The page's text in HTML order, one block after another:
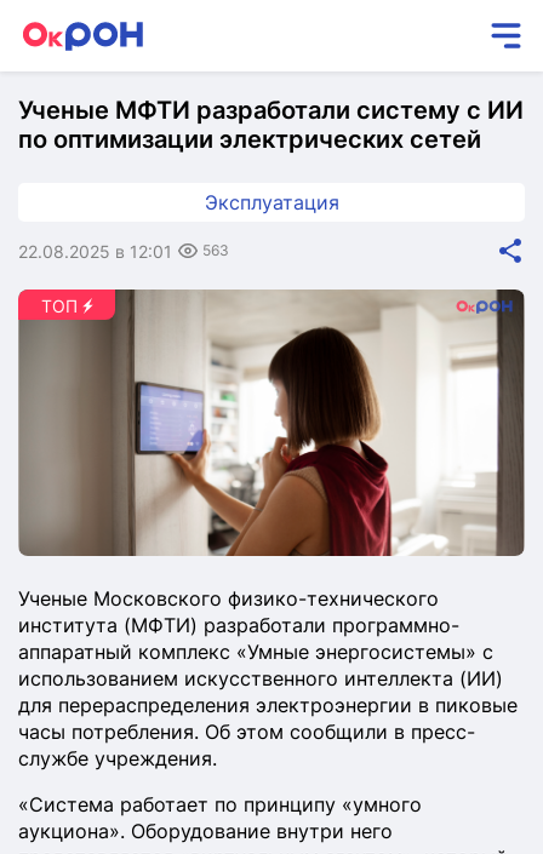
Ученые МФТИ разработали систему с ИИ
по оптимизации электрических сетей
Эксплуатация
22.08.2025 в 12:01 563
Ученые Московского физико-технического
института (МФТИ) разработали программно-
аппаратный комплекс «Умные энергосистемы» с
использованием искусственного интеллекта (ИИ)
для перераспределения электроэнергии в пиковые
часы потребления. Об этом сообщили в пресс-
службе учреждения.
«Система работает по принципу «умного
аукциона». Оборудование внутри него